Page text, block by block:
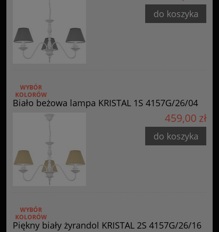
do koszyka
Biało beżowa lampa KRISTAL 1S 4157G/26/04
WYBÓR
KOLORÓW
459,00 zł
do koszyka
Piękny biały żyrandol KRISTAL 2S 4157G/26/16
WYBÓR
KOLORÓW